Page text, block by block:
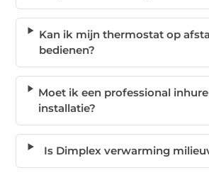
Kan ik mijn thermostat op
bedienen?
Moet ik een professional
installatie?
Is Dimplex verwarming